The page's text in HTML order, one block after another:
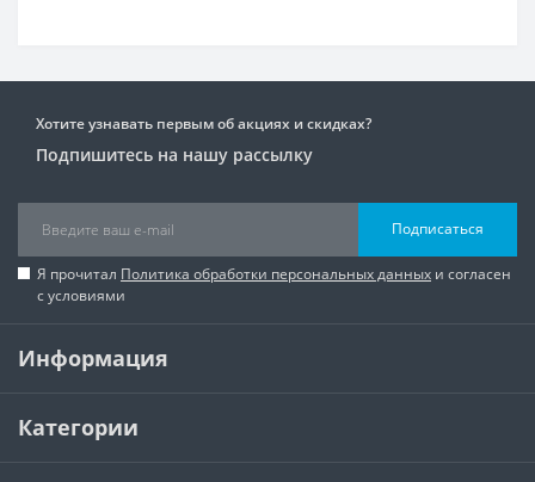
Хотите узнавать первым об акциях и скидках?
Подпишитесь на нашу рассылку
Подписаться
Я прочитал Политика обработки персональных данных и согласен
с условиями
Информация
Категории